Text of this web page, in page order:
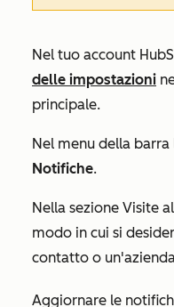
Nel tuo account
delle impostazioni
principale.
Nel menu della
Notifiche.
Nella sezione Visite
modo in cui si
contatto o
Aggiornare le